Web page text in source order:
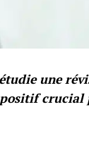
une
crucial